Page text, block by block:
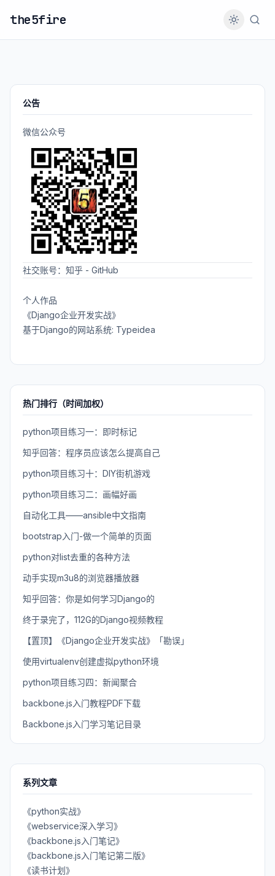
the5fire
公告
微信公众号
社交账号： 知乎 - GitHub
个人作品
《Django企业开发实战》
基于Django的网站系统: Typeidea
热门排行（时间加权）
python项目练习一：即时标记
知乎回答：程序员应该怎么提高自己
python项目练习十：DIY街机游戏
python项目练习二：画幅好画
自动化工具——ansible中文指南
bootstrap入门-做一个简单的页面
python对list去重的各种方法
动手实现m3u8的浏览器播放器
知乎回答：你是如何学习Django的
终于录完了，112G的Django视频教程
【置顶】《Django企业开发实战》「勘误」
使用virtualenv创建虚拟python环境
python项目练习四：新闻聚合
backbone.js入门教程PDF下载
Backbone.js入门学习笔记目录
系列文章
《python实战》
《webservice深入学习》
《backbone.js入门笔记》
《backbone.js入门笔记第二版》
《读书计划》